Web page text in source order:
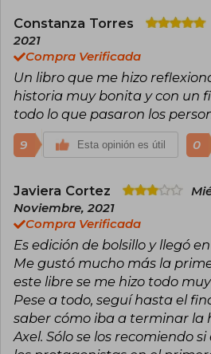
Constanza Torres
2021
Compra Verificada
Un libro que me hizo
historia muy bonita y con un
todo lo que pasaron los
9 Esta opinión es útil 0
Javiera Cortez
Noviembre, 2021
Compra Verificada
Es edición de bolsillo y llegó
Me gustó mucho más la
este libre se me hizo todo
Pese a todo, seguí hasta el
saber cómo iba a terminar la
Axel. Sólo se los recomiendo